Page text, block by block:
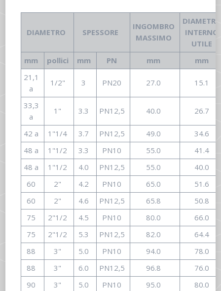
DIAMETRO SPESSORE
INGOMBRO
MASSIMO
DIAMETRO
INTERNO
UTILE
mm
pollici mm PN mm
mm
21,1
a
1/2" 3 PN20 27.0 15.1
33,3
a
1" 3.3 PN12,5 40.0 26.7
42 a 1"1/4 3.7 PN12,5 49.0
34.6
48 a
1"1/2 3.3 PN10 55.0
41.4
48 a
1"1/2 4.0 PN12,5 55.0
40.0
60
2" 4.2 PN10 65.0
51.6
60
2" 4.6 PN12,5 65.8
50.8
75
2"1/2 4.5 PN10 80.0
66.0
75
2"1/2 5.3 PN12,5 82.0
64.4
88
3" 5.0 PN10 94.0
78.0
88
3" 6.0 PN12,5 96.8
76.0
90
3" 5.0 PN10 95.0
80.0